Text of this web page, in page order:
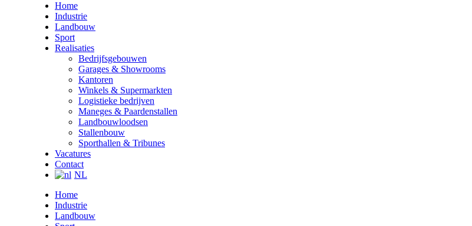
Home
Industrie
Landbouw
Sport
Realisaties
Bedrijfsgebouwen
Garages & Showrooms
Kantoren
Winkels & Supermarkten
Logistieke bedrijven
Maneges & Paardenstallen
Landbouwloodsen
Stallenbouw
Sporthallen & Tribunes
Vacatures
Contact
NL
Home
Industrie
Landbouw